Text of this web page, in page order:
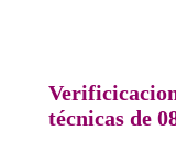
técnicas de